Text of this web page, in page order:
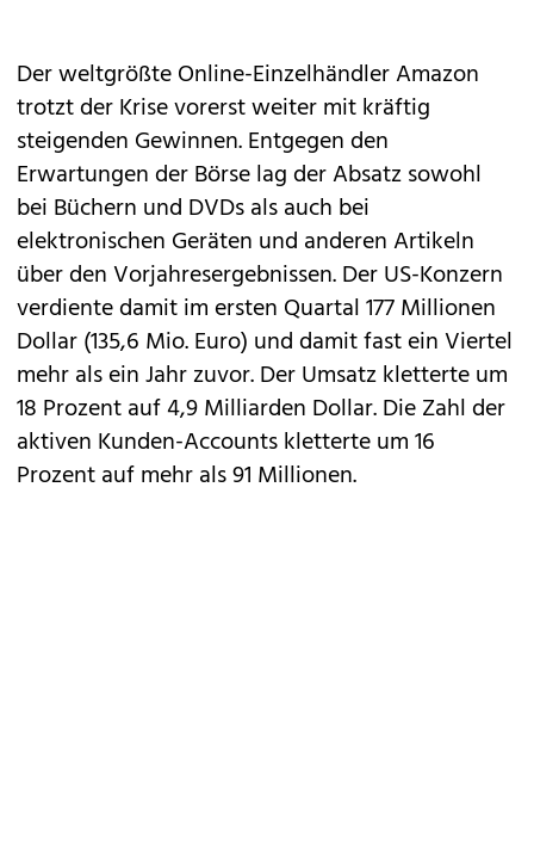
Der weltgrößte Online-Einzelhändler Amazon
trotzt der Krise vorerst weiter mit kräftig
steigenden Gewinnen. Entgegen den
Erwartungen der Börse lag der Absatz sowohl
bei Büchern und DVDs als auch bei
elektronischen Geräten und anderen Artikeln
über den Vorjahresergebnissen. Der US-Konzern
verdiente damit im ersten Quartal 177 Millionen
Dollar (135,6 Mio. Euro) und damit fast ein Viertel
mehr als ein Jahr zuvor. Der Umsatz kletterte um
18 Prozent auf 4,9 Milliarden Dollar. Die Zahl der
aktiven Kunden-Accounts kletterte um 16
Prozent auf mehr als 91 Millionen.